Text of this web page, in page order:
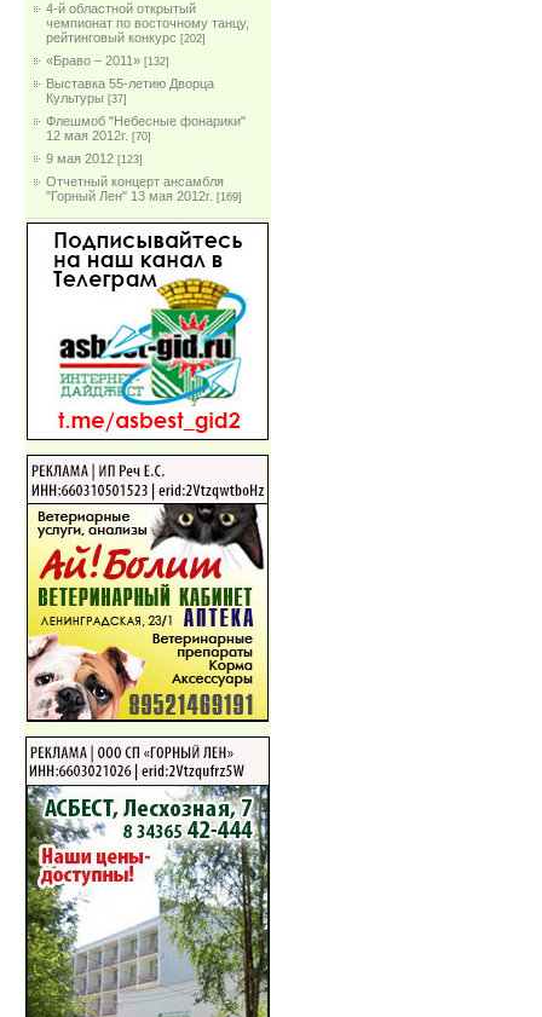
4-й областной открытый
чемпионат по восточному танцу,
рейтинговый конкурс [202]
«Браво – 2011» [132]
Выставка 55-летию Дворца
Культуры [37]
Флешмоб "Небесные фонарики"
12 мая 2012г. [70]
9 мая 2012 [123]
Отчетный концерт ансамбля
"Горный Лен" 13 мая 2012г. [169]